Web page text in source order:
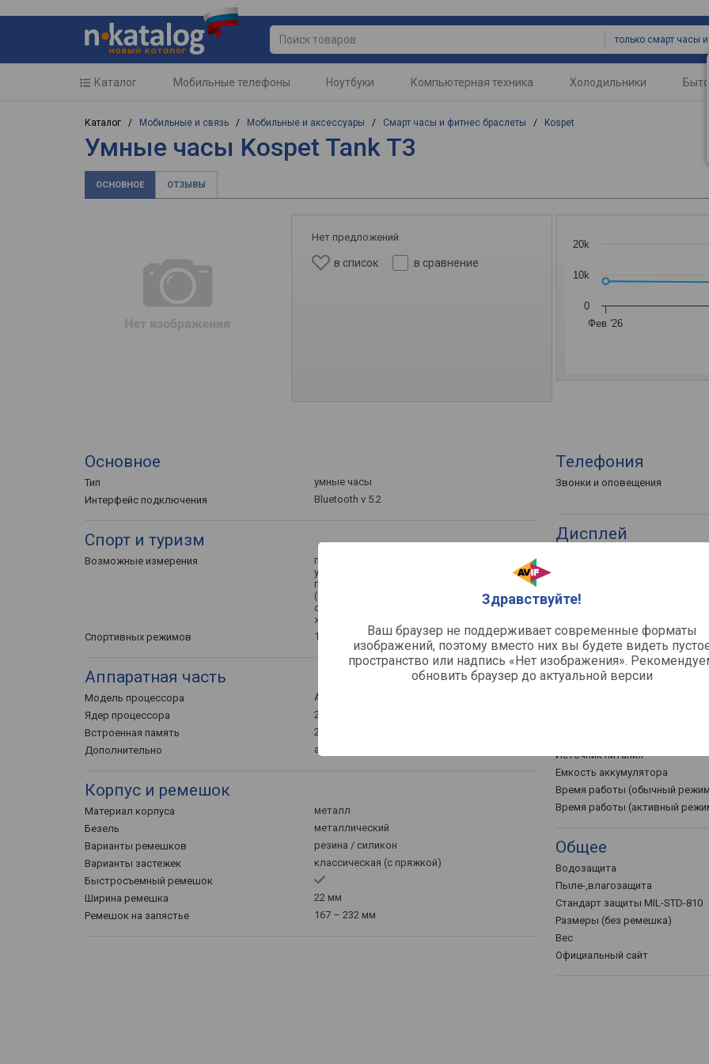
Здравствуйте!
Ваш браузер не поддерживает современные форматы
изображений, поэтому вместо них вы будете видеть
пространство или надпись «Нет изображения».
обновить браузер до актуальной версии
Каталог Мобильные телефоны Ноутбуки Компьютерная техника Холодильники
Каталог / Мобильные и связь / Мобильные и аксессуары / Смарт часы и фитнес браслеты / Kospet
Умные часы Kospet Tank T3
ОСНОВНОЕ ОТЗЫВЫ
Нет предложений
в список в сравнение
Фев '26
0
10k
20k
Основное
Тип
умные часы
Интерфейс подключения
Bluetooth v 5.2
Спорт и туризм
Возможные измерения
пульсометр, давление (тонометр),
уровень кислорода в крови, кол-во шагов,
пройденное расстояние, расход энергии
(калории), время активности,
отслеживание сна, уровень стресса,
женский календарь
Спортивных режимов
170 шт
Аппаратная часть
Модель процессора
ATS3085L
Ядер процессора
2
Встроенная память
256 МБ
Дополнительно
акселерометр
Корпус и ремешок
Материал корпуса
металл
Безель
металлический
Варианты ремешков
резина / силикон
Варианты застежек
классическая (с пряжкой)
Быстросъемный ремешок
Ширина ремешка
22 мм
Ремешок на запястье
167 – 232 мм
Телефония
Звонки и оповещения
Дисплей
Диагональ
Разрешение экрана
PPI
Яркость
Защита циферблата
Источник питания
Емкость аккумулятора
Время работы (обычный
Время работы (активный
Общее
Водозащита
Пыле-,влагозащита
Стандарт защиты MIL-STD-810
Размеры (без ремешка)
Вес
Официальный сайт